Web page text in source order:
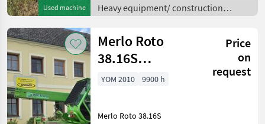
Used machine
Heavy equipment/
construction machines
Heavy equipment/ construction
machines /
Merlo Roto
38.16S
Teleskoplader
Price
on
request
YOM 2010 9900 h
Merlo Roto 38.16S